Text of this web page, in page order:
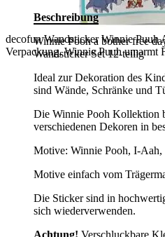
decofun Wandsticker Winnie Puuh
Verpackung, Winnie Puuh umarmt
Beschreibung
Winnie Pooh a bother free
Wandsticker Set 12-teilig
Ideal zur Dekoration des
sind Wände, Schränke und
Die Winnie Pooh Kollektion
verschiedenen Dekoren in
Motive: Winnie Pooh, I-Aah,
Motive einfach vom
Die Sticker sind in
sich wiederverwenden.